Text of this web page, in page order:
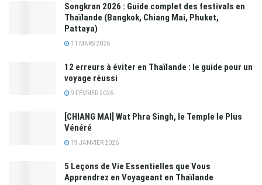
Songkran 2026 : Guide complet des festivals en
Thaïlande (Bangkok, Chiang Mai, Phuket,
Pattaya)
11 MARS 2026
12 erreurs à éviter en Thaïlande : le guide pour un
voyage réussi
9 FÉVRIER 2026
[CHIANG MAI] Wat Phra Singh, le Temple le Plus
Vénéré
19 JANVIER 2026
5 Leçons de Vie Essentielles que Vous
Apprendrez en Voyageant en Thaïlande